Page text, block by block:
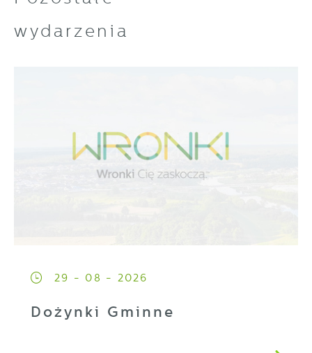
wydarzenia
29 - 08 - 2026
Dożynki Gminne